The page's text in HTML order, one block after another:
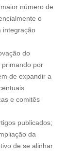
número de
o
integração
do
primando por
de expandir a
e comitês
publicados;
da
de se alinhar